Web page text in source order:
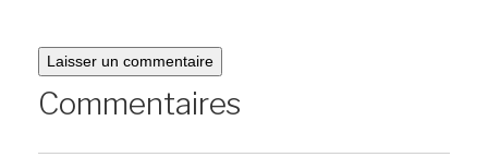
Commentaires